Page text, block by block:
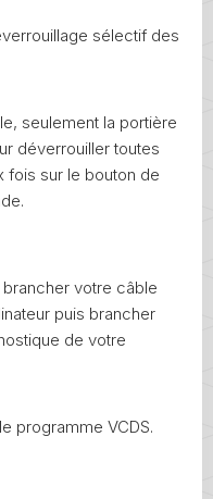
sélectif des
seulement la portière
déverrouiller toutes
fois sur le bouton de
votre câble
puis brancher
de votre
programme VCDS.